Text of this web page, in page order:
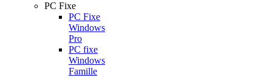
PC Fixe
PC Fixe
Windows
Pro
PC fixe
Windows
Famille